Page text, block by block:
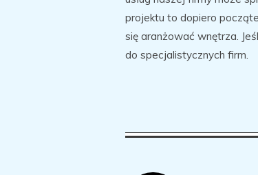
projektu to dopiero
się aranżować wnętrza.
do specjalistycznych firm.